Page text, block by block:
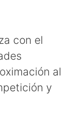
con el
al
y